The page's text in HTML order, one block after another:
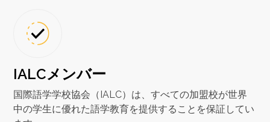
IALCメンバー
国際語学学校協会（IALC）は、すべての加盟校が世界
中の学生に優れた語学教育を提供することを保証してい